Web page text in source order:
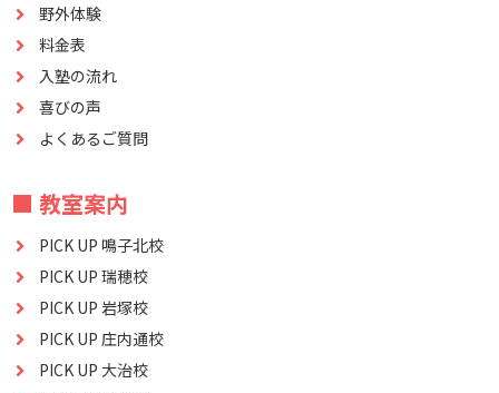
野外体験
料金表
入塾の流れ
喜びの声
よくあるご質問
■ 教室案内
PICK UP 鳴子北校
PICK UP 瑞穂校
PICK UP 岩塚校
PICK UP 庄内通校
PICK UP 大治校